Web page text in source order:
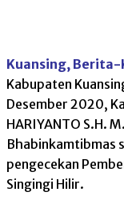
Kuansing,
Kabupaten
Desember 2020,
HARIYANTO S.H.
Bhabinkamtibmas
pengecekan
Singingi Hilir.